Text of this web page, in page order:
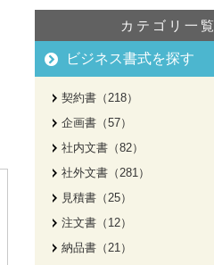
カテゴリ一覧
ビジネス書式を探す
契約書（218）
企画書（57）
社内文書（82）
社外文書（281）
見積書（25）
注文書（12）
納品書（21）